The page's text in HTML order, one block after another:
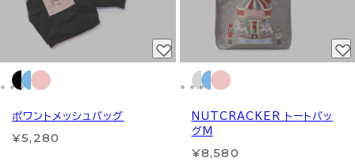
ポワントメッシュバッグ
¥5,280
NUTCRACKER トートバッ
グM
¥8,580